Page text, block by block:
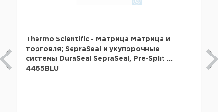
Thermo Scientific - Матрица Матрица и
торговля; SepraSeal и укупорочные
системы DuraSeal SepraSeal, Pre-Split ...
4465BLU